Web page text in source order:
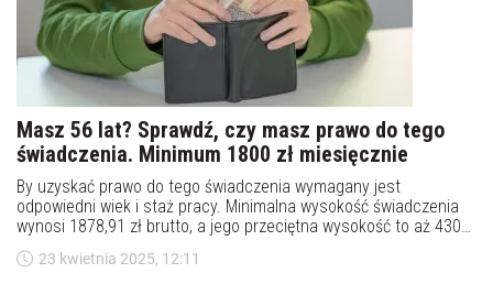
Masz 56 lat? Sprawdź, czy masz prawo do tego
świadczenia. Minimum 1800 zł miesięcznie
By uzyskać prawo do tego świadczenia wymagany jest
odpowiedni wiek i staż pracy. Minimalna wysokość świadczenia
wynosi 1878,91 zł brutto, a jego przeciętna wysokość to aż 4300
zł. Kto może je otrzymać?
23 kwietnia 2025, 12:11